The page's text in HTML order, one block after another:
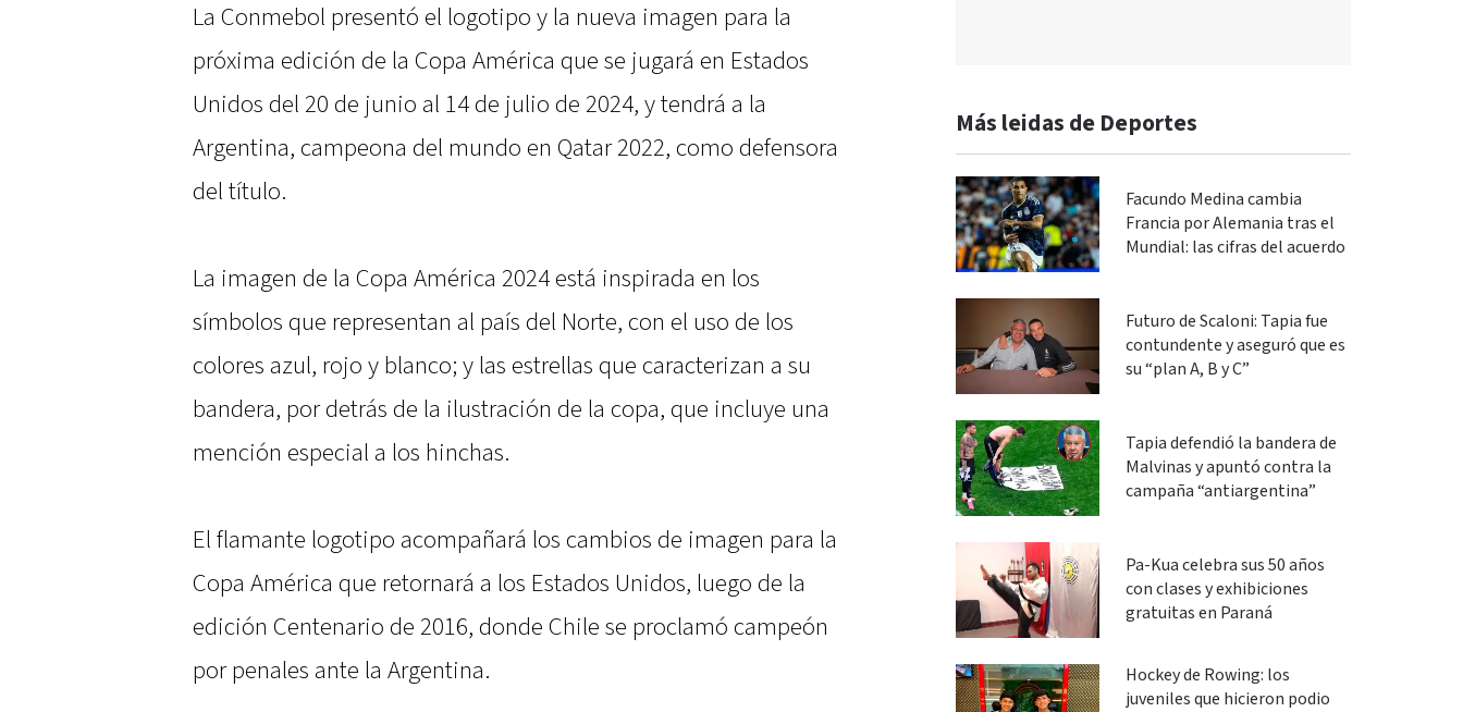
La Conmebol presentó el logotipo y la nueva imagen para la
próxima edición de la Copa América que se jugará en Estados
Unidos del 20 de junio al 14 de julio de 2024, y tendrá a la
Argentina, campeona del mundo en Qatar 2022, como defensora
del título.
La imagen de la Copa América 2024 está inspirada en los
símbolos que representan al país del Norte, con el uso de los
colores azul, rojo y blanco; y las estrellas que caracterizan a su
bandera, por detrás de la ilustración de la copa, que incluye una
mención especial a los hinchas.
El flamante logotipo acompañará los cambios de imagen para la
Copa América que retornará a los Estados Unidos, luego de la
edición Centenario de 2016, donde Chile se proclamó campeón
por penales ante la Argentina.
Más leidas de Deportes
Facundo Medina cambia
Francia por Alemania tras el
Mundial: las cifras del acuerdo
Futuro de Scaloni: Tapia fue
contundente y aseguró que es
su “plan A, B y C”
Tapia defendió la bandera de
Malvinas y apuntó contra la
campaña “antiargentina”
Pa-Kua celebra sus 50 años
con clases y exhibiciones
gratuitas en Paraná
Hockey de Rowing: los
juveniles que hicieron podio